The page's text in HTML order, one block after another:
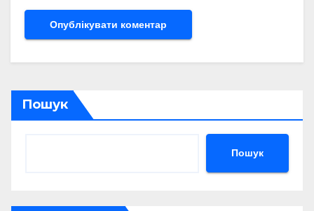
Пошук
Пошук